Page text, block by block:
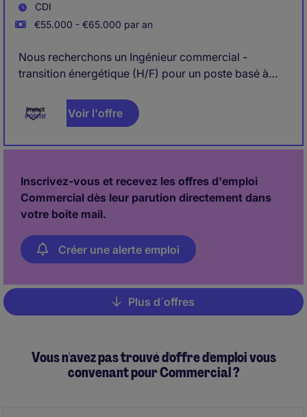
CDI
€55.000 - €65.000 par an
Nous recherchons un Ingénieur commercial -
transition énergétique (H/F) pour un poste basé à
développez l'activité auprès de clients industriels sur
des projets à fort impact en efficacité énergétique et
Voir l'offre
Inscrivez-vous et recevez les offres d'emploi
Commercial dès leur parution directement dans
votre boite mail.
Créer une alerte emploi
Pagination
Plus d´offres
Vous n'avez pas trouvé d'offre d'emploi vous
convenant pour Commercial ?